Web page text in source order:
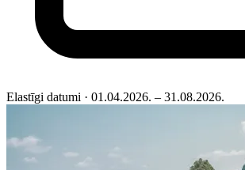
Elastīgi datumi · 01.04.2026. – 31.08.2026.